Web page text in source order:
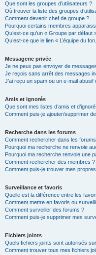
Que sont les groupes d’utilisateurs ?
Où trouver la liste des groupes
Comment devenir chef de groupe ?
Pourquoi certains membres
Qu’est-ce qu’un « Groupe par défaut
Qu’est-ce que le lien « L’équipe du
Messagerie privée
Je ne peux pas envoyer de
Je reçois sans arrêt des messages
J’ai reçu un spam ou un e-mail abusif
Amis et ignorés
Que sont mes listes d’amis et
Comment puis-je ajouter/supprimer
Recherche dans les forums
Comment rechercher dans les
Pourquoi ma recherche ne renvoie
Pourquoi ma recherche renvoie une
Comment rechercher des membres ?
Comment puis-je trouver mes
Surveillance et favoris
Quelle est la différence entre les
Comment mettre en favoris ou
Comment surveiller des forums ?
Comment puis-je supprimer mes
Fichiers joints
Quels fichiers joints sont autorisés
Comment trouver tous mes fichiers